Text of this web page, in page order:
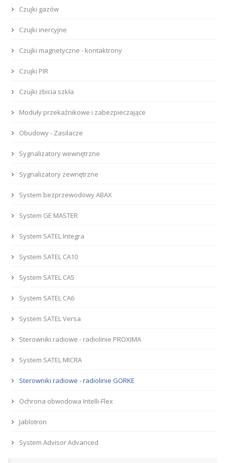
Czujki gazów
Czujki inercyjne
Czujki magnetyczne - kontaktrony
Czujki PIR
Czujki zbicia szkła
Moduły przekaźnikowe i zabezpieczające
Obudowy - Zasilacze
Sygnalizatory wewnętrzne
Sygnalizatory zewnętrzne
System bezprzewodowy ABAX
System GE MASTER
System SATEL Integra
System SATEL CA10
System SATEL CA5
System SATEL CA6
System SATEL Versa
Sterowniki radiowe - radiolinie PROXIMA
System SATEL MICRA
Sterowniki radiowe - radiolinie GORKE
Ochrona obwodowa Intelli-Flex
Jablotron
System Advisor Advanced